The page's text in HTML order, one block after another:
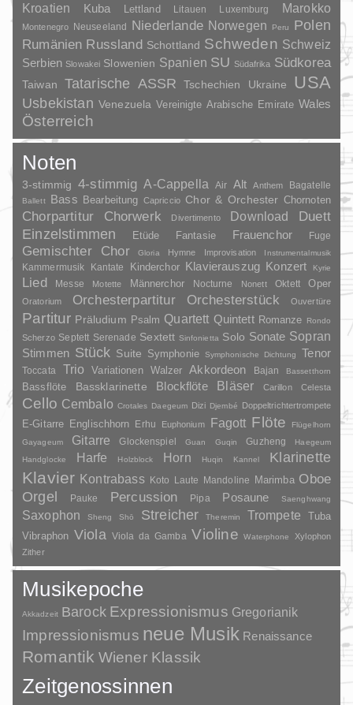
Kroatien Kuba Lettland Litauen Luxemburg Marokko
Montenegro Neuseeland Niederlande Norwegen Peru
Polen
Rumänien Russland Schottland Schweden Schweiz
Serbien Slowakei Slowenien Spanien SU Südafrika Südkorea
Taiwan Tatarische ASSR Tschechien Ukraine USA
Usbekistan Venezuela Vereinigte Arabische Emirate Wales
Österreich
Noten
3-stimmig 4-stimmig A-Cappella Air Alt Anthem Bagatelle
Ballett Bass Bearbeitung Capriccio Chor & Orchester Chornoten
Chorpartitur Chorwerk Divertimento Download
Duett
Einzelstimmen
Etüde Fantasie Frauenchor Fuge
Gemischter Chor Gloria Hymne Improvisation Instrumentalmusik
Kammermusik Kantate Kinderchor Klavierauszug Konzert Kyrie
Lied Messe Motette Männerchor Nocturne Nonett Oktett Oper
Oratorium Orchesterpartitur Orchesterstück Ouvertüre
Partitur Präludium Psalm Quartett Quintett Romanze Rondo
Scherzo Septett Serenade Sextett Sinfonietta Solo Sonate Sopran
Stimmen Stück Suite Symphonie Symphonische Dichtung Tenor
Toccata Trio Variationen Walzer Akkordeon Bajan Bassetthorn
Bassflöte Bassklarinette Blockflöte Bläser Carillon Celesta
Cello Cembalo Crotales Daegeum Dizi Djembé Doppeltrichtertrompete
E-Gitarre Englischhorn Erhu Euphonium Fagott Flöte
Flügelhorn
Gayageum
Gitarre Glockenspiel Guan Guqin Guzheng
Haegeum
Handglocke
Harfe Holzblock Horn Huqin Kannel Klarinette
Klavier Kontrabass Koto Laute Mandoline Marimba Oboe
Orgel Pauke Percussion Pipa Posaune Saenghwang
Saxophon Sheng Shō Streicher Theremin Trompete
Tuba
Vibraphon Viola Viola da Gamba Violine Waterphone
Xylophon
Zither
Musikepoche
Akkadzeit Barock Expressionismus Gregorianik
Impressionismus neue Musik Renaissance
Romantik Wiener Klassik
Zeitgenossinnen